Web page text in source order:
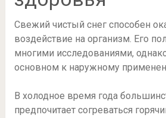
Свежий чистый снег способен
воздействие на организм. Его
многими исследованиями,
основном к наружному
В холодное время года
предпочитает согреваться